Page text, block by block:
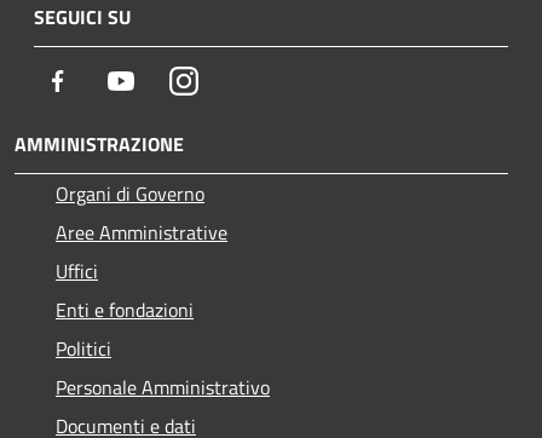
SEGUICI SU
Facebook YoutubeInstagram
AMMINISTRAZIONE
Organi di Governo
Aree Amministrative
Uffici
Enti e fondazioni
Politici
Personale Amministrativo
Documenti e dati